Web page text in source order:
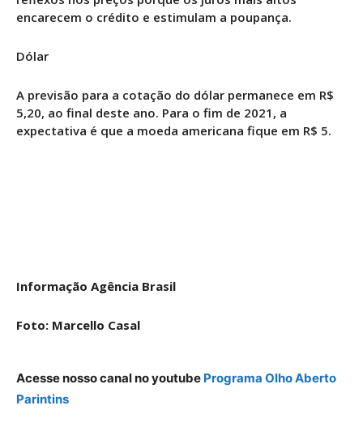
encarecem o crédito e estimulam a poupança.
Dólar
A previsão para a cotação do dólar permanece em R$
5,20, ao final deste ano. Para o fim de 2021, a
expectativa é que a moeda americana fique em R$ 5.
Informação Agência Brasil
Foto: Marcello Casal
Acesse nosso canal no youtube Programa Olho Aberto
Parintins